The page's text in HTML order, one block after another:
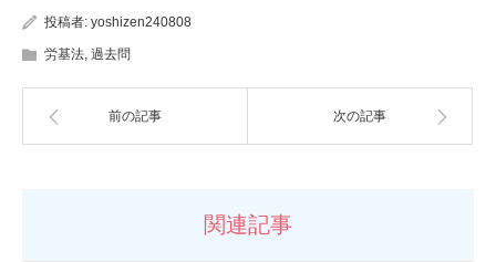
投稿者: yoshizen240808
労基法, 過去問
前の記事 次の記事
関連記事